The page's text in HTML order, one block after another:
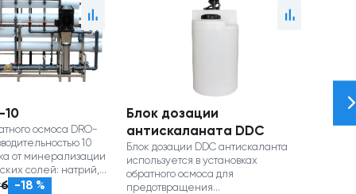
10
осмоса DRO-
10
от минерализации
солей: натрий,
нитраты и пр.)
-18 %
Блок дозации
антискаланата DDC
Блок дозации DDC антискаланта
используется в установках
обратного осмоса для
предотвращения